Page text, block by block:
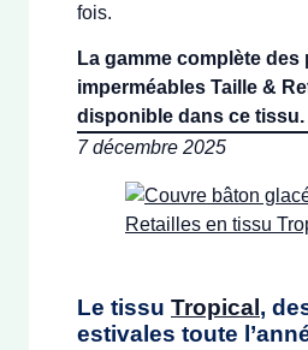
fois.
La gamme complète
imperméables Taille &
disponible dans ce tissu.
7 décembre 2025
Le tissu Tropical ,
estivales toute